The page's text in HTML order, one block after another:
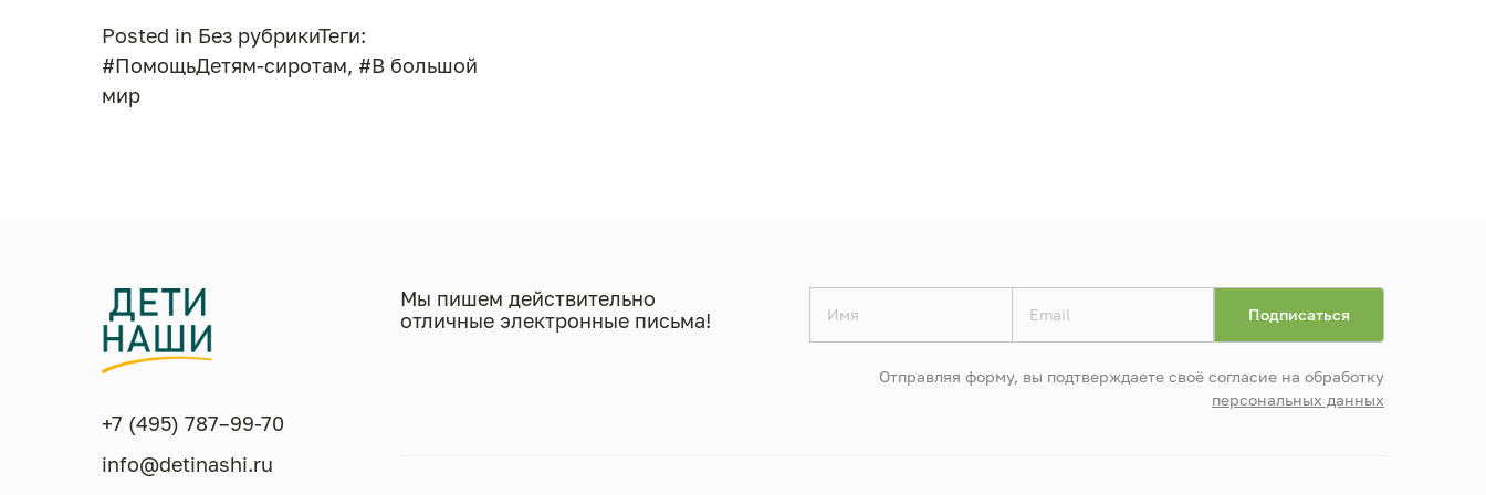
Posted in Без рубрикиТеги:
#ПомощьДетям-сиротам, #В большой
мир
+7 (495) 787–99-70
info@detinashi.ru
Мы пишем действительно
отличные электронные письма!
Отправляя форму, вы подтверждаете своё согласие на обработку
персональных данных